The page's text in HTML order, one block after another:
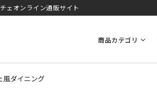
ェオンライン通販サイト
商品カテゴリ
風ダイニング